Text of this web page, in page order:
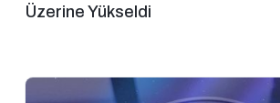
Üzerine Yükseldi